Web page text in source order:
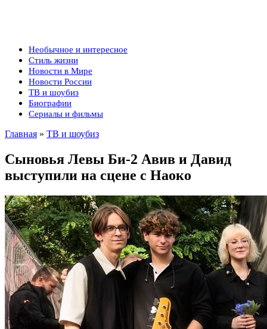
Необычное и интересное
Стиль жизни
Новости в Мире
Новости России
ТВ и шоубиз
Биографии
Сериалы и фильмы
Главная » ТВ и шоубиз
Сыновья Левы Би-2 Авив и Давид
выступили на сцене с Наоко